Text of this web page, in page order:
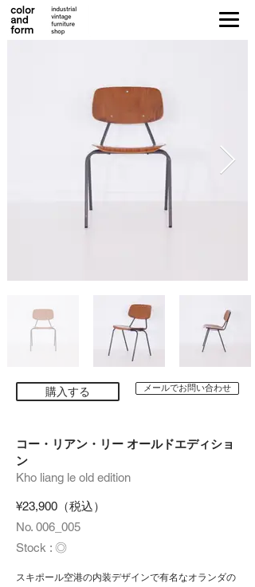
購入する メールでお問い合わせ
コー・リアン・リー オールドエディショ
ン
Kho liang le old edition
¥23,900（税込）
No. 006_005
Stock : ◎
スキポール空港の内装デザインで有名なオランダの